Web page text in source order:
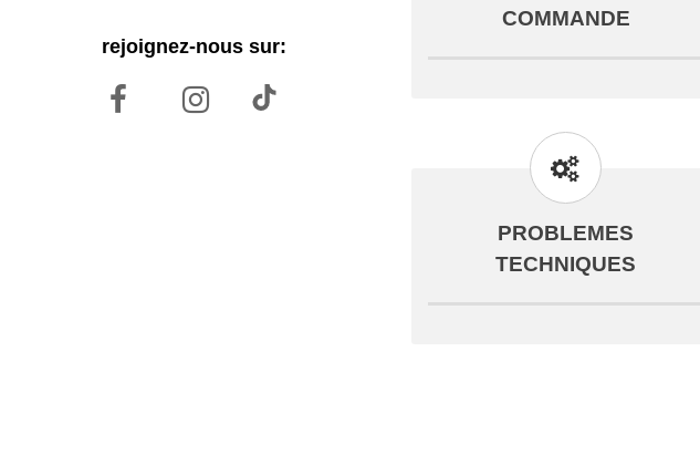
rejoignez-nous sur:
COMMANDE
PROBLEMES
TECHNIQUES